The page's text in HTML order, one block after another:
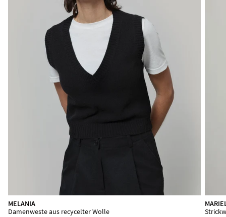
MELANIA
Damenweste aus recycelter Wolle
DELIA
Pullunder aus recycelter Wolle